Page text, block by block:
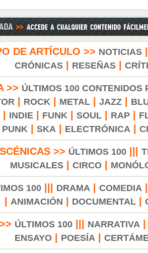
DE ARTÍCULO >> NOTICIAS
CRÓNICAS| RESEÑAS|
>> ÚLTIMOS 100 CONTENIDOS
ROCK METAL| JAZZ|
INDIE| FUNK SOUL| RAP|
PUNK
SKA ELECTRÓNICA
>> ÚLTIMOS 100
MUSICALES
CIRCO
100||| DRAMA COMEDIA
ANIMACIÓN DOCUMENTAL|
ÚLTIMOS 100 NARRATIVA
ENSAYO| POESÍA